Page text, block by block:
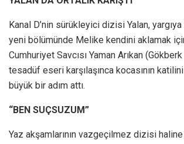
Kanal D’nin sürükleyici dizisi Yalan, yargıya
yeni bölümünde Melike kendini aklamak
Cumhuriyet Savcısı Yaman Arıkan
tesadüf eseri karşılaşınca kocasının
büyük bir adım attı.
“BEN SUÇSUZUM”
Yaz akşamlarının vazgeçilmez dizisi